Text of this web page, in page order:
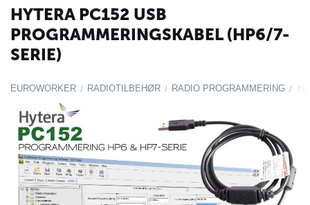
HYTERA PC152 USB
PROGRAMMERINGSKABEL (HP6/7-
SERIE)
EUROWORKER / RADIOTILBEHØR / RADIO PROGRAMMERING /